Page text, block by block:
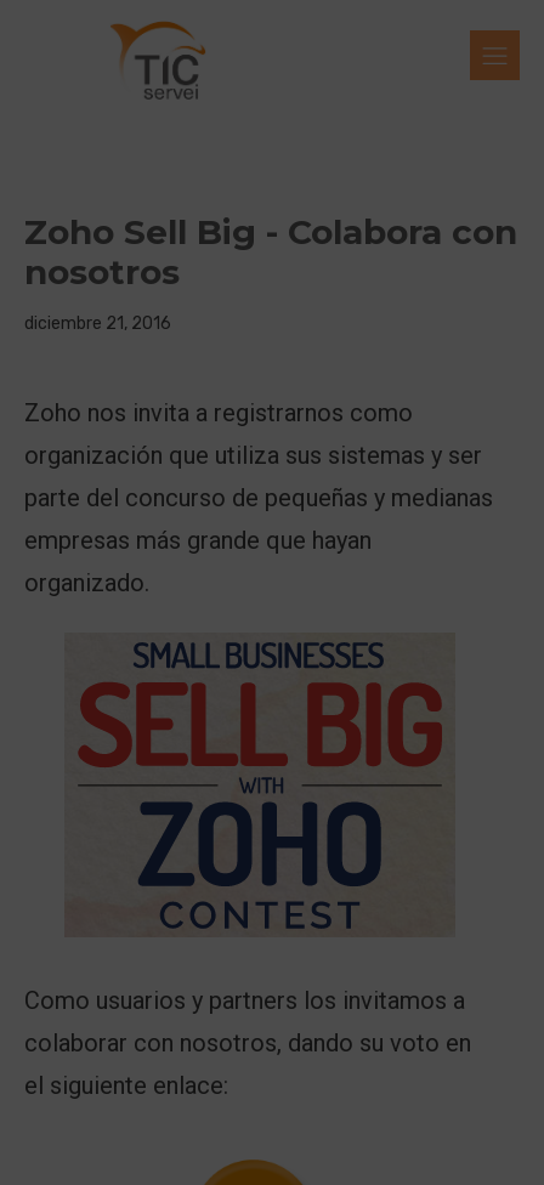
Zoho Sell Big - Colabora con
nosotros
diciembre 21, 2016
Zoho nos invita a registrarnos como
organización que utiliza sus sistemas y ser
parte del concurso de pequeñas y medianas
empresas más grande que hayan
organizado.
Como usuarios y partners los invitamos a
colaborar con nosotros, dando su voto en
el siguiente enlace: